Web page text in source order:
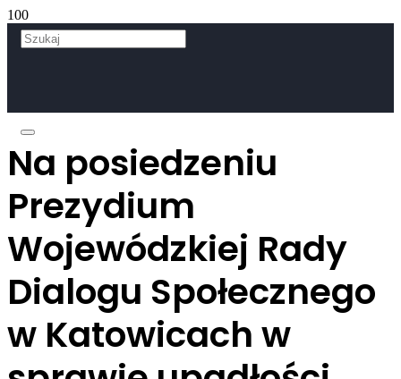
Na posiedzeniu
Prezydium
Wojewódzkiej Rady
Dialogu Społecznego
w Katowicach w